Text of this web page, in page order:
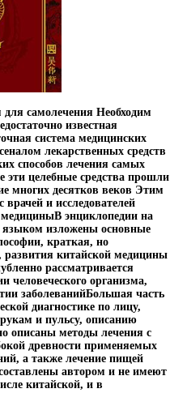
самолечения Необходим
известная
система медицинских
лекарственных средств
способов лечения самых
эти целебные средства прошли
многих десятков веков Этим
и исследователей
энциклопедии на
изложены основные
краткая, но
развития китайской медицины
рассматривается
человеческого организма,
заболеванийБольшая часть
диагностике по лицу,
и пульсу, описанию
описаны методы лечения с
древности применяемых
а также лечение пищей
автором и не имеют
китайской, и в